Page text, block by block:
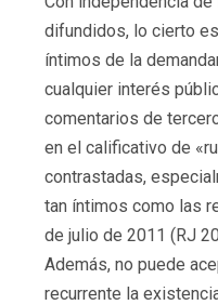
difundidos, lo cierto
íntimos de la
cualquier interés
comentarios de
en el calificativo de
contrastadas,
tan íntimos como las
de julio de 2011 (RJ
Además, no puede
recurrente la